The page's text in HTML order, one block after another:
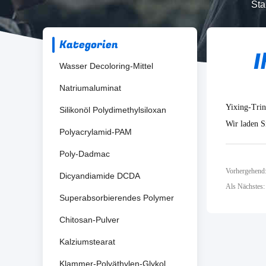
Kategorien
Wasser Decoloring-Mittel
Natriumaluminat
Silikonöl Polydimethylsiloxan
Polyacrylamid-PAM
Poly-Dadmac
Dicyandiamide DCDA
Superabsorbierendes Polymer
Chitosan-Pulver
Kalziumstearat
Klammer-Polyäthylen-Glykol
Yixing-
Wir laden
Als